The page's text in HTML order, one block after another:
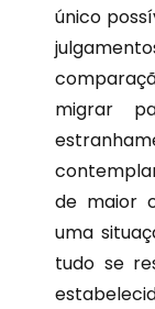
único
migrar
de maior
uma
tudo se